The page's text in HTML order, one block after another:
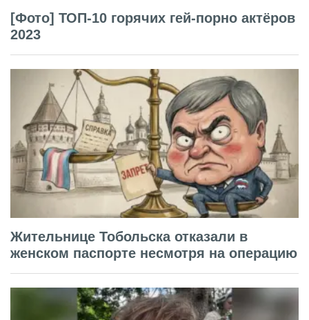
[Фото] ТОП-10 горячих гей-порно актёров
2023
Жительнице Тобольска отказали в
женском паспорте несмотря на операцию